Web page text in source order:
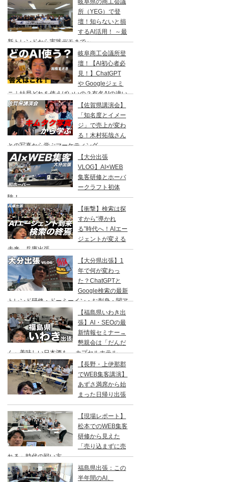
岐阜県の商工会議
所（YEG）で登
壇！知らないと損
するAI活用！ ～最
新トレンドから実践デモまで～
岐阜商工会議所登
壇！【AI初心者必
見！】ChatGPT
や Googleジェミ
ニ｜結局どれを使えばいいの？有名AIの違い
やユーザー数の比較
【佐賀県講演会】
「知名度とイメー
ジ」で売上が変わ
る！木村拓哉さん
との写真から学ぶマーケティング
【大分出張
VLOG】AI×WEB
集客研修とホーバ
ークラフト初体
験！
【衝撃】検索は探
すから“導かれ
る”時代へ！AIエー
ジェントが変える
未来 兵庫出張
【大分県出張】1
年で何が変わっ
た？ChatGPTと
Google検索の最新
トレンド研修・ドーミーイン・お刺身・関ア
ジ・サウナ
【福島県いわき出
張】AI・SEOの最
新情報セミナー→
懇親会は「だんだ
ん」美味しい日本酒も→ カプセルホテル
「リフレ」でサウナの一泊二日旅【長野・上伊那郡
でWEB集客講演】
あずさ満席から始
まった日帰り出張
【現場レポート】
松本でのWEB集客
研修から見えた
「売り込まずに売
れる」時代の戦い方
福島県出張：この
半年間のAI、